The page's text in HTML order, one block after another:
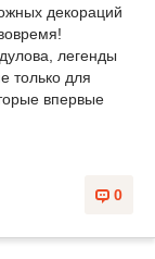
декораций
легенды
только для
впервые
0